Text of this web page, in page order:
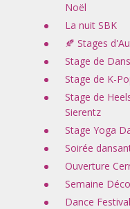
Noël
La nuit SBK
🍂 Stages
Stage de
Stage de K-
Stage de
Sierentz
Stage Yoga
Soirée
Ouverture
Semaine
Dance